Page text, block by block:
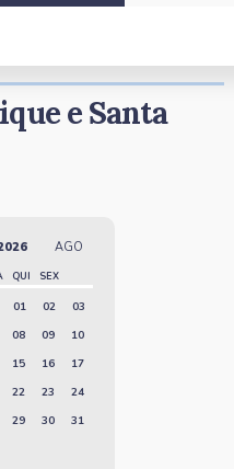
e Santa
AGO
QUI
SEX
01 02
03
08 09
10
15 16
17
22 23
24
29 30 31